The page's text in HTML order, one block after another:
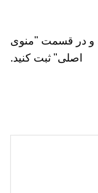
و در قسمت "منوی
اصلی" ثبت کنید.